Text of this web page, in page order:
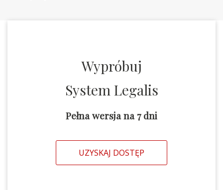
Wypróbuj
System Legalis
Pełna wersja na 7 dni
UZYSKAJ DOSTĘP